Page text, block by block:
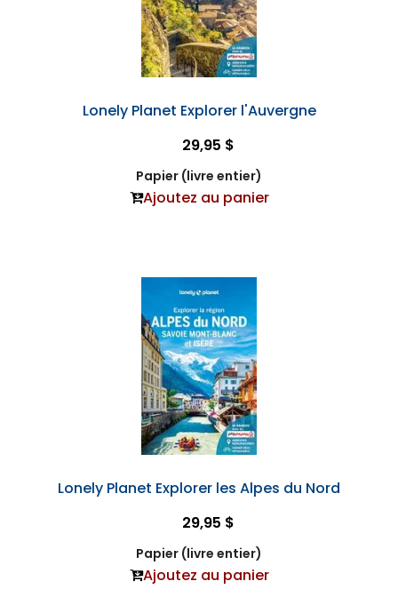
Lonely Planet Explorer l'Auvergne
29,95 $
Papier (livre entier)
Ajoutez au panier
Lonely Planet Explorer les Alpes du Nord
29,95 $
Papier (livre entier)
Ajoutez au panier